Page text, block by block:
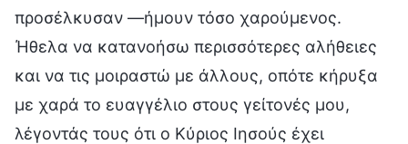
προσέλκυσαν —ήμουν τόσο χαρούμενος.
Ήθελα να κατανοήσω περισσότερες αλήθειες
και να τις μοιραστώ με άλλους, οπότε κήρυξα
με χαρά το ευαγγέλιο στους γείτονές μου,
λέγοντάς τους ότι ο Κύριος Ιησούς έχει